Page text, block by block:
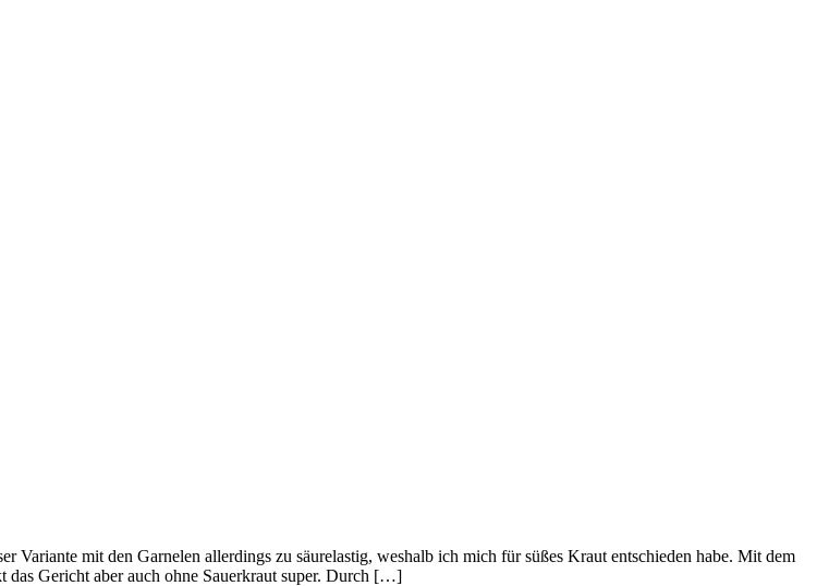
Variante mit den Garnelen allerdings zu säurelastig, weshalb ich mich für süßes Kraut entschieden habe. Mit dem
das Gericht aber auch ohne Sauerkraut super. Durch […]